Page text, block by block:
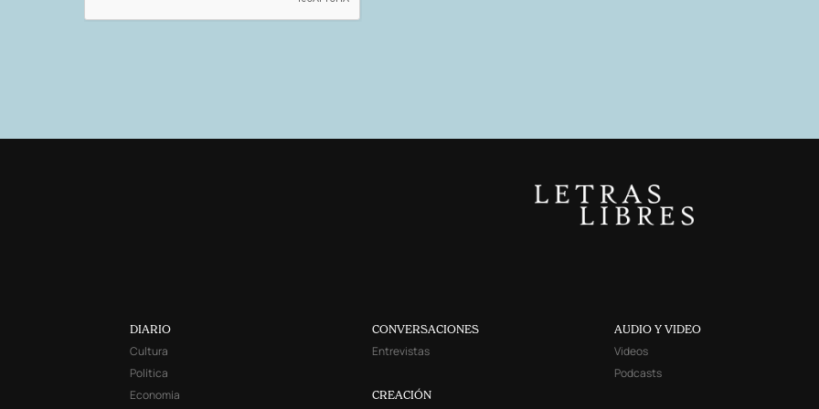
DIARIO
Cultura
Política
Economía
CONVERSACIONES
Entrevistas
CREACIÓN
AUDIO Y VIDEO
Videos
Podcasts